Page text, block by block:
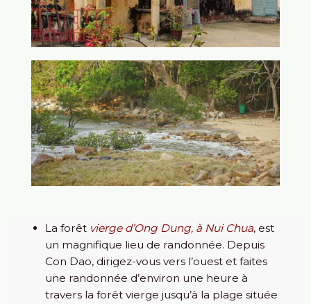
La forêt vierge d’Ong Dung, à Nui Chua, est
un magnifique lieu de randonnée. Depuis
Con Dao, dirigez-vous vers l’ouest et faites
une randonnée d’environ une heure à
travers la forêt vierge jusqu’à la plage située